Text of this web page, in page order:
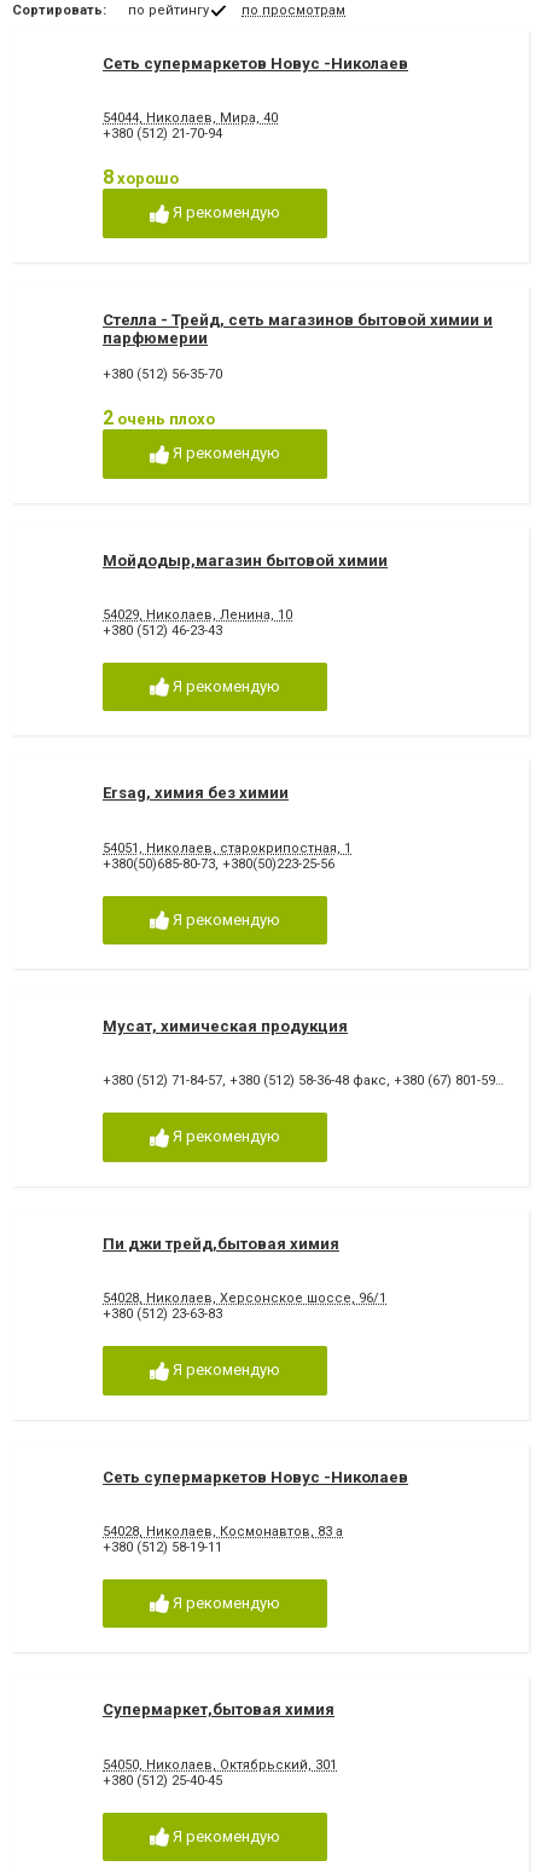
Сортировать: по рейтингу по просмотрам
Сеть супермаркетов Новус -Николаев
54044, Николаев, Мира, 40
+380 (512) 21-70-94
8 хорошо
Я рекомендую
Стелла - Трейд, сеть магазинов бытовой химии и
парфюмерии
+380 (512) 56-35-70
2 очень плохо
Я рекомендую
Мойдодыр,магазин бытовой химии
54029, Николаев, Ленина, 10
+380 (512) 46-23-43
Я рекомендую
Ersag, химия без химии
54051, Николаев, старокрипостная, 1
+380(50)685-80-73 +380(50)223-25-56
Я рекомендую
Мусат, химическая продукция
+380 (512) 71-84-57, +380 (512) 58-36-48 факс, +380 (67) 801-59-39
Я рекомендую
Пи джи трейд,бытовая химия
54028, Николаев, Херсонское шоссе, 96/1
+380 (512) 23-63-83
Я рекомендую
Сеть супермаркетов Новус -Николаев
54028, Николаев, Космонавтов, 83 а
+380 (512) 58-19-11
Я рекомендую
Супермаркет,бытовая химия
54050, Николаев, Октябрьский, 301
+380 (512) 25-40-45
Я рекомендую